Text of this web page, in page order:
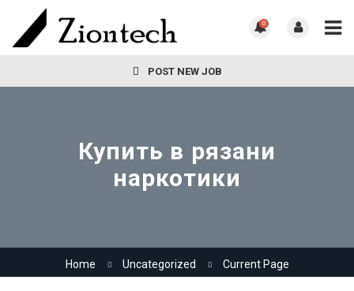
0
POST NEW JOB
Купить в рязани
наркотики
Home Uncategorized Current Page